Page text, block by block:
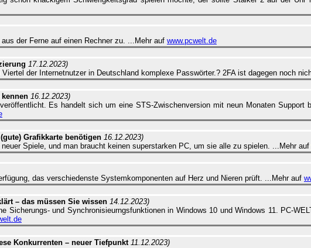
der Ferne auf einen Rechner zu. ...Mehr auf www.pcwelt.de
17.12.2023)
der Internetnutzer in Deutschland komplexe Passwörter.? 2FA ist dagegen noch
kennen 16.12.2023)
Es handelt sich um eine STS-Zwischenversion mit neun Monaten
Grafikkarte benötigen 16.12.2023)
Spiele, und man braucht keinen superstarken PC, um sie alle zu spielen. ...Mehr auf
das verschiedenste Systemkomponenten auf Herz und Nieren prüft. ...Mehr auf
– das müssen Sie wissen 14.12.2023)
Sicherungs- und Synchronisieurngsfunktionen in Windows 10 und Windows 11. PC-
Konkurrenten – neuer Tiefpunkt 11.12.2023)